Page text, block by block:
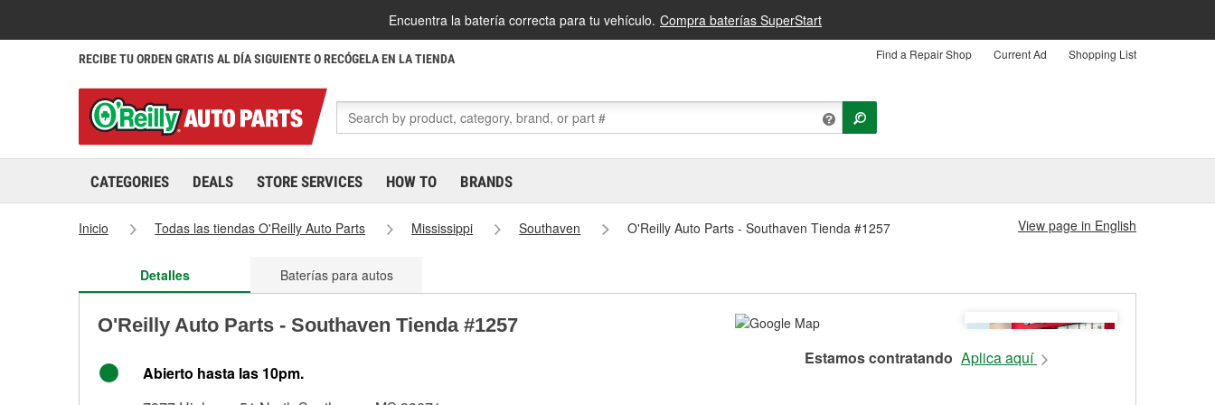
Encuentra la batería correcta para tu vehículo. Compra baterías SuperStart
RECIBE TU ORDEN GRATIS AL DÍA SIGUIENTE O RECÓGELA EN LA TIENDA Find a Repair Shop Current Ad Shopping List
CATEGORIES DEALS STORE SERVICES HOW TO BRANDS
Inicio Todas las tiendas O'Reilly Auto Parts Mississippi Southaven O'Reilly Auto Parts - Southaven Tienda #1257 View page in English
Detalles Baterías para autos
O'Reilly Auto Parts - Southaven Tienda #1257
Abierto hasta las 10pm.
Estamos contratando Aplica aquí